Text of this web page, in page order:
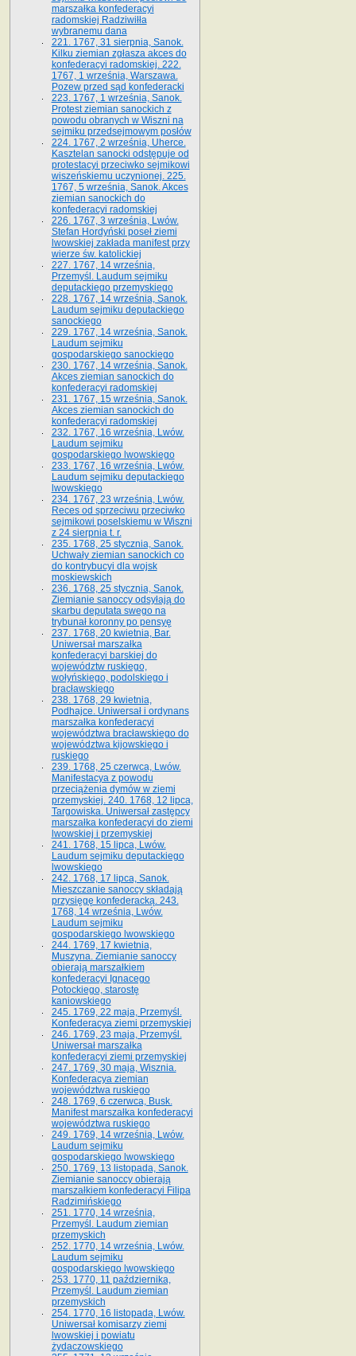
marszałka konfe­deracyi
radomskiej Radziwiłła
wybranemu dana
221. 1767, 31 sierpnia, Sanok.
Kilku ziemian zgłasza akces do
konfederacyi radomskiej. 222.
1767, 1 września, Warszawa.
Pozew przed sąd konfederacki
223. 1767, 1 września, Sanok.
Protest ziemian sanockich z
powodu obranych w Wiszni na
sejmiku przedsejmo­wym posłów
224. 1767, 2 września, Uherce.
Kasztelan sanocki odstępuje od
protestacyi przeciwko sejmikowi
wiszeńskiemu uczynionej. 225.
1767, 5 września, Sanok. Akces
ziemian sanockich do
konfederacyi radomskiej
226. 1767, 3 września, Lwów.
Stefan Hordyński poseł ziemi
lwowskiej zakłada manifest przy
wierze św. ka­tolickiej
227. 1767, 14 września,
Przemyśl. Laudum sejmiku
deputackiego przemyskiego
228. 1767, 14 września, Sanok.
Laudum sejmiku deputackiego
sanockiego
229. 1767, 14 września, Sanok.
Laudum sejmiku
gospodarskiego sanockiego
230. 1767, 14 września, Sanok.
Akces ziemian sanockich do
konfederacyi radomskiej
231. 1767, 15 września, Sanok.
Akces ziemian sanockich do
konfederacyi radomskiej
232. 1767, 16 września, Lwów.
Laudum sejmiku
gospodarskiego lwowskiego
233. 1767, 16 września, Lwów.
Laudum sejmiku deputackiego
lwowskiego
234. 1767, 23 września, Lwów.
Reces od sprzeciwu przeciwko
sejmikowi poselskiemu w Wiszni
z 24 sierpnia t. r.
235. 1768, 25 stycznia, Sanok.
Uchwały ziemian sanockich co
do kontrybucyi dla wojsk
moskiewskich
236. 1768, 25 stycznia, Sanok.
Ziemianie sanoccy odsyłają do
skarbu deputata swego na
trybunał koronny po pensyę
237. 1768, 20 kwietnia, Bar.
Uniwersał marszałka
konfederacyi barskiej do
województw ruskiego,
wołyńskiego, podolskiego i
bracławskiego
238. 1768, 29 kwietnia,
Podhajce. Uniwersał i ordynans
marszałka konfederacyi
województwa bracławskiego do
wo­jewództwa kijowskiego i
ruskiego
239. 1768, 25 czerwca, Lwów.
Manifestacya z powodu
przeciążenia dymów w ziemi
przemyskiej. 240. 1768, 12 lipca,
Targowiska. Uniwersał zastępcy
marszałka konfederacyi do ziemi
lwowskiej i przemyskiej
241. 1768, 15 lipca, Lwów.
Laudum sejmiku deputackiego
lwowskiego
242. 1768, 17 lipca, Sanok.
Mieszczanie sanoccy składają
przysięgę konfederacką. 243.
1768, 14 września, Lwów.
Laudum sejmiku
gospodarskiego lwowskiego
244. 1769, 17 kwietnia,
Muszyna. Ziemianie sanoccy
obierają marszałkiem
konfederacyi Ignacego
Potockiego, starostę
kaniowskiego
245. 1769, 22 maja, Przemyśl.
Konfederacya ziemi przemyskiej
246. 1769, 23 maja, Przemyśl.
Uniwersał marszałka
konfederacyi ziemi przemyskiej
247. 1769, 30 maja, Wisznia.
Konfederacya ziemian
województwa ruskiego
248. 1769, 6 czerwca, Busk.
Manifest marszałka konfederacyi
województwa ruskiego
249. 1769, 14 września, Lwów.
Laudum sejmiku
gospodarskiego lwowskiego
250. 1769, 13 listopada, Sanok.
Ziemianie sanoccy obierają
marszałkiem konfederacyi Filipa
Radzimińskiego
251. 1770, 14 września,
Przemyśl. Laudum ziemian
przemyskich
252. 1770, 14 września, Lwów.
Laudum sejmiku
gospodarskiego lwowskiego
253. 1770, 11 października,
Przemyśl. Laudum ziemian
przemyskich
254. 1770, 16 listopada, Lwów.
Uniwersał komisarzy ziemi
lwowskiej i powiatu
żydaczowskiego